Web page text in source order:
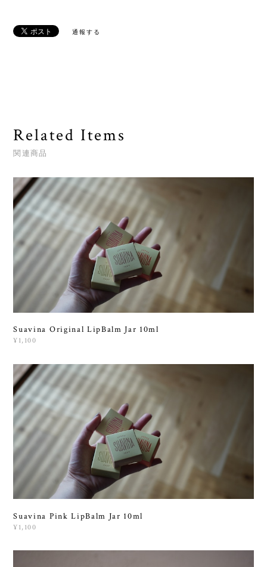
通報する
Related Items
関連商品
Suavina Original LipBalm Jar 10ml
¥1,100
Suavina Pink LipBalm Jar 10ml
¥1,100